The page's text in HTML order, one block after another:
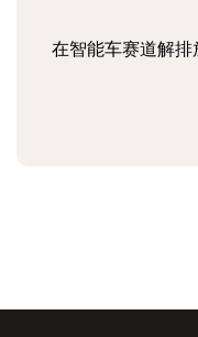
在智能车赛道解